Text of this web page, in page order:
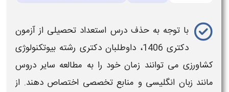
با توجه به حذف درس استعداد تحصیلی ازآزمون
دکتری 1406
، داوطلباندکتری رشته بیوتکنولوژی
کشاورزی می‌ توانند زمان خود را به مطالعه سایر دروس
مانند زبان انگلیسی و منابع تخصصی اختصاص دهند. از